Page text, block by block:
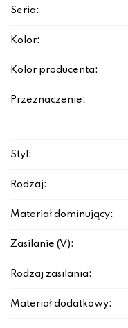
Seria:
Kolor:
Kolor producenta:
Przeznaczenie:
Styl:
Rodzaj:
Materiał dominujący:
Zasilanie (V):
Rodzaj zasilania:
Materiał dodatkowy: